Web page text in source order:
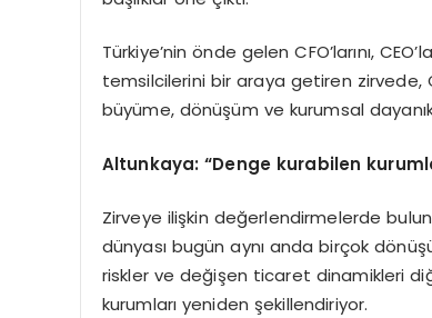
Türkiye’nin önde gelen CFO’larını,
temsilcilerini bir araya getiren zirvede,
büyüme, dönüşüm ve kurumsal
Altunkaya: “Denge kurabilen
Zirveye ilişkin değerlendirmelerde
dünyası bugün aynı anda birçok
riskler ve değişen ticaret dinamikleri
kurumları yeniden şekillendiriyor.